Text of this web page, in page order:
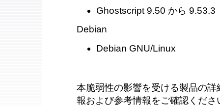
Ghostscript 9.50 から 9.53.3
Debian
Debian GNU/Linux
本脆弱性の影響を受ける製品の
報および参考情報をご確認くださ